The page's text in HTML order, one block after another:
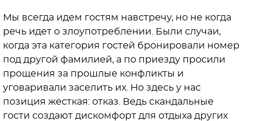
Мы всегда идем гостям навстречу, но не когда
речь идет о злоупотреблении. Были случаи,
когда эта категория гостей бронировали номер
под другой фамилией, а по приезду просили
прощения за прошлые конфликты и
уговаривали заселить их. Но здесь у нас
позиция жесткая: отказ. Ведь скандальные
гости создают дискомфорт для отдыха других